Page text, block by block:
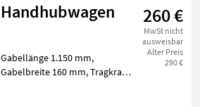
Handhubwagen 260 €
MwSt nicht
ausweisbar
Alter Preis
290 €
Gabellänge 1.150 mm,
Gabelbreite 160 mm, Tragkraft